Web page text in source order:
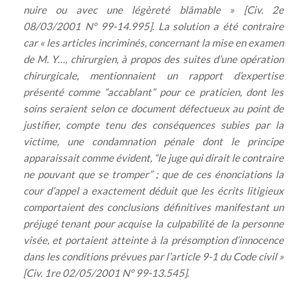
nuire ou avec une légèreté blâmable » [Civ. 2e
08/03/2001 N° 99-14.995]. La solution a été contraire
car « les articles incriminés, concernant la mise en examen
de M. Y…, chirurgien, à propos des suites d’une opération
chirurgicale, mentionnaient un rapport d’expertise
présenté comme “accablant” pour ce praticien, dont les
soins seraient selon ce document défectueux au point de
justifier, compte tenu des conséquences subies par la
victime, une condamnation pénale dont le principe
apparaissait comme évident, “le juge qui dirait le contraire
ne pouvant que se tromper” ; que de ces énonciations la
cour d’appel a exactement déduit que les écrits litigieux
comportaient des conclusions définitives manifestant un
préjugé tenant pour acquise la culpabilité de la personne
visée, et portaient atteinte à la présomption d’innocence
dans les conditions prévues par l’article 9-1 du Code civil »
[Civ. 1re 02/05/2001 N° 99-13.545].